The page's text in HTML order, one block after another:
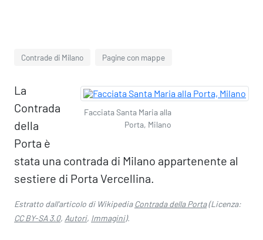
Contrade di Milano Pagine con mappe
Facciata Santa Maria alla
Porta, Milano
La
Contrada
della
Porta è
stata una contrada di Milano appartenente al
sestiere di Porta Vercellina.
Estratto dall'articolo di WikipediaContrada della Porta(Licenza:
CC BY-SA 3.0, Autori, Immagini).